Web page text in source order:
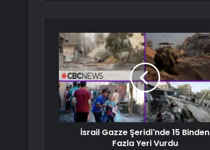
İsrail Gazze Şeridi'nde 15 Binden
Fazla Yeri Vurdu